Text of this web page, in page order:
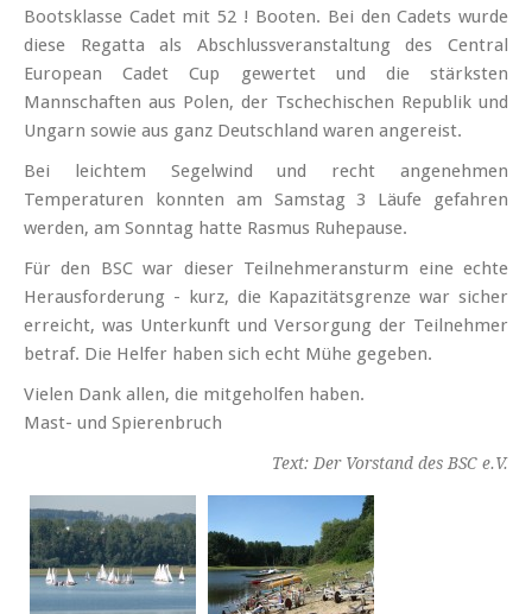
Bootsklasse Cadet mit 52 ! Booten. Bei den Cadets wurde
diese Regatta als Abschlussveranstaltung des Central
European Cadet Cup gewertet und die stärksten
Mannschaften aus Polen, der Tschechischen Republik und
Ungarn sowie aus ganz Deutschland waren angereist.
Bei leichtem Segelwind und recht angenehmen
Temperaturen konnten am Samstag 3 Läufe gefahren
werden, am Sonntag hatte Rasmus Ruhepause.
Für den BSC war dieser Teilnehmeransturm eine echte
Herausforderung - kurz, die Kapazitätsgrenze war sicher
erreicht, was Unterkunft und Versorgung der Teilnehmer
betraf. Die Helfer haben sich echt Mühe gegeben.
Vielen Dank allen, die mitgeholfen haben.
Mast- und Spierenbruch
Text: Der Vorstand des BSC e.V.